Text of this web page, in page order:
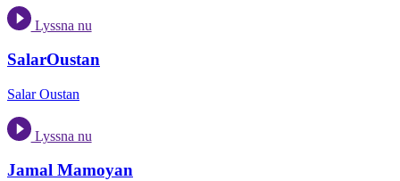
Lyssna nu
SalarOustan
Salar Oustan
Lyssna nu
Jamal Mamoyan